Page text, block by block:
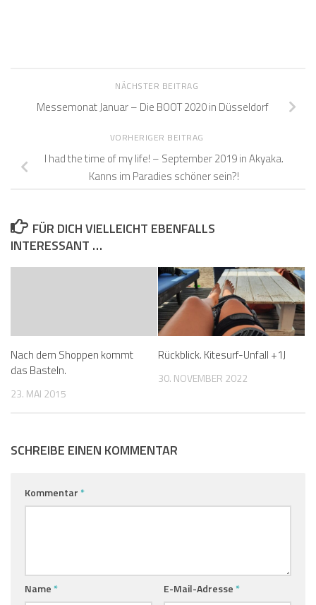
NÄCHSTER BEITRAG
Messemonat Januar – Die BOOT 2020 in Düsseldorf
VORHERIGER BEITRAG
I had the time of my life! – September 2019 in Akyaka.
Kanns im Paradies schöner sein?!
FÜR DICH VIELLEICHT EBENFALLS
INTERESSANT …
Nach dem Shoppen kommt
das Basteln.
23. MAI 2015
Rückblick. Kitesurf-Unfall +1J
30. NOVEMBER 2022
SCHREIBE EINEN KOMMENTAR
Kommentar *
Name * E-Mail-Adresse *